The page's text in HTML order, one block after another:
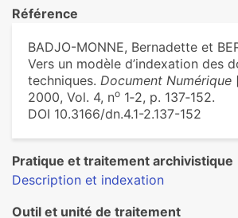
Référence
BADJO-MONNE, Bernadette et
Vers un modèle d’indexation des
techniques. Document Numérique
2000, Vol. 4, no 1‑2, p. 137‑152.
DOI 10.3166/dn.4.1-2.137-152
Pratique et traitement archivistique
Description et indexation
Outil et unité de traitement